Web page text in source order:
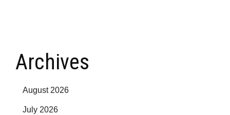
Archives
August 2026
July 2026